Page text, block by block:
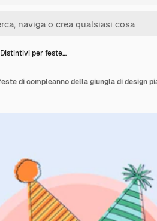
Distintivi per feste…